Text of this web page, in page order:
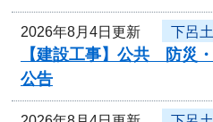
2026年8月4日更新 下呂
【建設工事】公共 防災
公告